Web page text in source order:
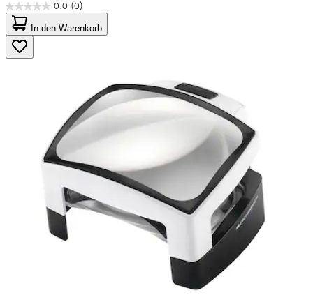
0.0 (0)
0.0
von
5
Sternen.
In den Warenkorb